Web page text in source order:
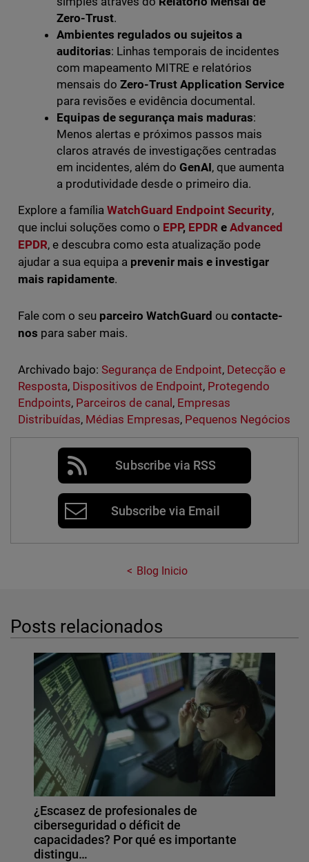
Zero-Trust.
Ambientes regulados ou sujeitos a
auditorias: Linhas temporais de incidentes
com mapeamento MITRE e relatórios
mensais do Zero-Trust Application Service
para revisões e evidência documental.
Equipas de segurança mais maduras:
Menos alertas e próximos passos mais
claros através de investigações centradas
em incidentes, além do GenAI, que aumenta
a produtividade desde o primeiro dia.
Explore a família WatchGuard Endpoint Security,
que inclui soluções como o EPP, EPDR eAdvanced
EPDR, e descubra como esta atualização pode
ajudar a sua equipa a prevenir mais e investigar
mais rapidamente.
Fale com o seu parceiro WatchGuard oucontacte-
nos para saber mais.
Archivado bajo: Segurança de Endpoint, Detecção e
Resposta, Dispositivos de Endpoint, Protegendo
Endpoints, Parceiros de canal , Empresas
Distribuídas, Médias Empresas, Pequenos Negócios
Subscribe via RSS
Subscribe via Email
Blog Inicio
Posts relacionados
¿Escasez de profesionales de
ciberseguridad o déficit de
capacidades? Por qué es importante
distingu…